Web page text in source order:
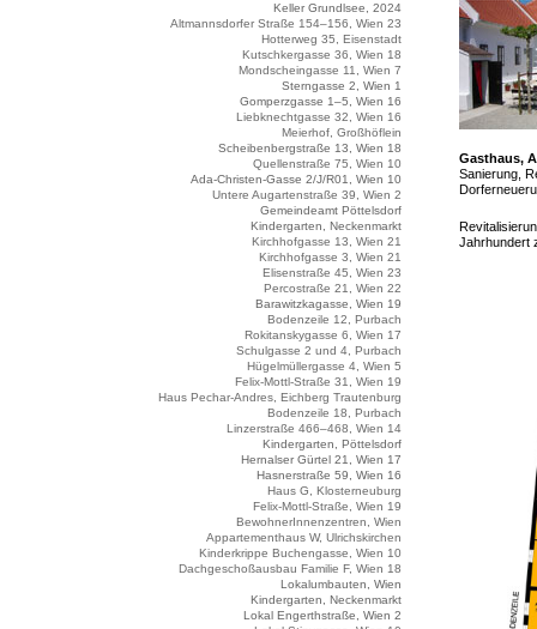
Keller Grundlsee, 2024
Altmannsdorfer Straße 154–156, Wien 23
Hotterweg 35, Eisenstadt
Kutschkergasse 36, Wien 18
Mondscheingasse 11, Wien 7
Sterngasse 2, Wien 1
Gomperzgasse 1–5, Wien 16
Liebknechtgasse 32, Wien 16
Meierhof, Großhöflein
Scheibenbergstraße 13, Wien 18
Quellenstraße 75, Wien 10
Ada-Christen-Gasse 2/J/R01, Wien 10
Untere Augartenstraße 39, Wien 2
Gemeindeamt Pöttelsdorf
Kindergarten, Neckenmarkt
Kirchhofgasse 13, Wien 21
Kirchhofgasse 3, Wien 21
Elisenstraße 45, Wien 23
Percostraße 21, Wien 22
Barawitzkagasse, Wien 19
Bodenzeile 12, Purbach
Rokitanskygasse 6, Wien 17
Schulgasse 2 und 4, Purbach
Hügelmüllergasse 4, Wien 5
Felix-Mottl-Straße 31, Wien 19
Haus Pechar-Andres, Eichberg Trautenburg
Bodenzeile 18, Purbach
Linzerstraße 466–468, Wien 14
Kindergarten, Pöttelsdorf
Hernalser Gürtel 21, Wien 17
Hasnerstraße 59, Wien 16
Haus G, Klosterneuburg
Felix-Mottl-Straße, Wien 19
BewohnerInnenzentren, Wien
Appartementhaus W, Ulrichskirchen
Kinderkrippe Buchengasse, Wien 10
Dachgeschoßausbau Familie F, Wien 18
Lokalumbauten, Wien
Kindergarten, Neckenmarkt
Lokal Engerthstraße, Wien 2
Gasthaus,
Sanierung,
Jahrhundert